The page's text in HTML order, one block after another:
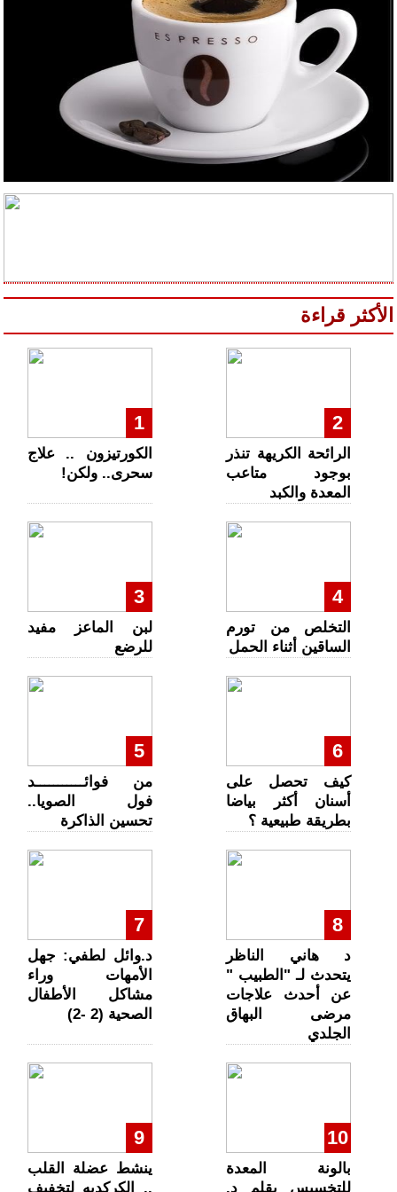
الأكثر قراءة
1
الكورتيزون .. علاج
سحرى.. ولكن!
2
الرائحة الكريهة تنذر
بوجود متاعب
المعدة والكبد
3
لبن الماعز مفيد
للرضع
4
التخلص من تورم
الساقين أثناء الحمل
5
من فوائـــــــــــد
فول الصويا..
تحسين الذاكرة
6
كيف تحصل على
أسنان أكثر بياضا
بطريقة طبيعية ؟
7
د.وائل لطفي: جهل
الأمهات وراء
مشاكل الأطفال
الصحية (2 -2)
8
د هاني الناظر
يتحدث لـ "الطبيب "
عن أحدث علاجات
مرضى البهاق
الجلدي
9
ينشط عضلة القلب
.. الكركديه لتخفيف
10
بالونة المعدة
للتخسيس بقلم د.